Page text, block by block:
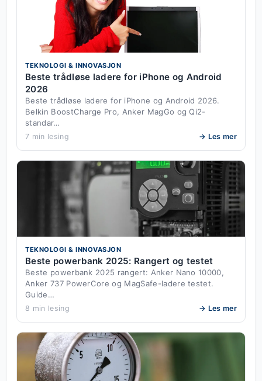
TEKNOLOGI & INNOVASJON
Beste trådløse ladere for iPhone og Android
2026
Beste trådløse ladere for iPhone og Android 2026.
Belkin BoostCharge Pro, Anker MagGo og Qi2-
standar…
7 min lesing → Les mer
TEKNOLOGI & INNOVASJON
Beste powerbank 2025: Rangert og testet
Beste powerbank 2025 rangert: Anker Nano 10000,
Anker 737 PowerCore og MagSafe-ladere testet.
Guide…
8 min lesing → Les mer